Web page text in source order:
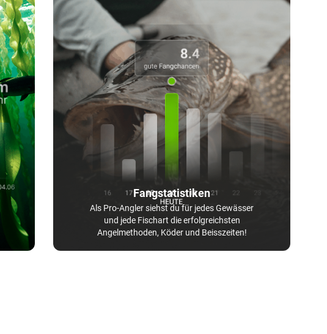
Fangstatistiken
Als Pro-Angler siehst du für jedes Gewässer
und jede Fischart die erfolgreichsten
Angelmethoden, Köder und Beisszeiten!